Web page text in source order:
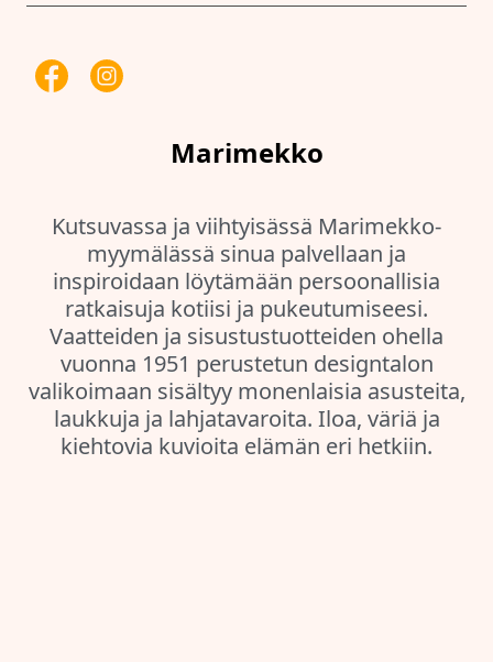
Marimekko
Kutsuvassa ja viihtyisässä Marimekko-
myymälässä sinua palvellaan ja
inspiroidaan löytämään persoonallisia
ratkaisuja kotiisi ja pukeutumiseesi.
Vaatteiden ja sisustustuotteiden ohella
vuonna 1951 perustetun designtalon
valikoimaan sisältyy monenlaisia asusteita,
laukkuja ja lahjatavaroita. Iloa, väriä ja
kiehtovia kuvioita elämän eri hetkiin.